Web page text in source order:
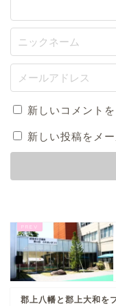
新しいコメント
新しい投稿をメ
郡上八幡と郡上大和を